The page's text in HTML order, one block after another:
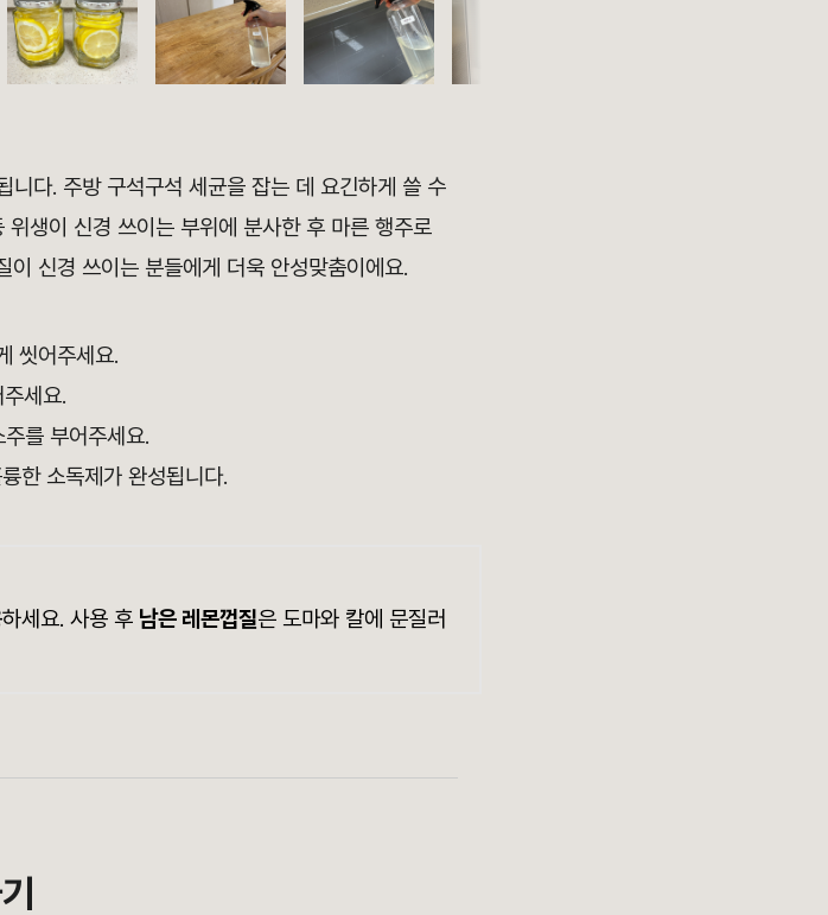
니다. 주방 구석구석 세균을 잡는 데 요긴하게 쓸 수
생이 신경 쓰이는 부위에 분사한 후 마른 행주로
신경 쓰이는 분들에게 더욱 안성맞춤이에요.
씻어주세요.
세요.
를 부어주세요.
한 소독제가 완성됩니다.
하세요. 사용 후 남은 레몬껍질은 도마와 칼에 문질러